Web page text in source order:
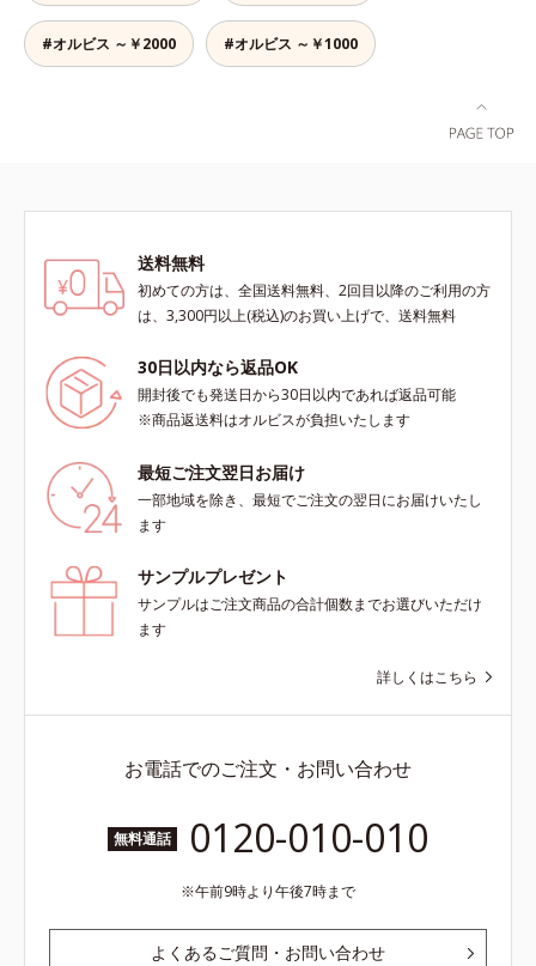
キス、タベブイアインペチギノサ樹
皮エキス*4 グリセリルグルコシド
（保湿成分）、（ジメチコン／ビニ
約し、よりシンプルなお手入れで、
ハリ・ツヤのある好印象な清潔透明
かさ印象が高く評価されたこと*3
データベースPubMed及びGoogle
scholarにより国内化粧品業界にお
いて該当文献がないことを確認（ポ
約し、よりシンプルなお手入れで、
ハリ・ツヤのある好印象な清潔透明
る透明感のある肌*2 男性の顔画像
を用いた印象評価において、基準画
かさ印象が高く評価されたこと*3
scholarにより国内化粧品業界にお
いて該当文献がないことを確認（ポ
#オルビス ～￥2000 #オルビス ～￥1000
送料無料
初めての方は、全国送料無料、2回目以降のご利用の方
は、3,300円以上(税込)のお買い上げで、送料無料
30日以内なら返品OK
開封後でも発送日から30日以内であれば返品可能
※商品返送料はオルビスが負担いたします
最短ご注文翌日お届け
一部地域を除き、最短でご注文の翌日にお届けいたし
ます
サンプルプレゼント
サンプルはご注文商品の合計個数までお選びいただけ
ます
詳しくはこちら
お電話でのご注文・お問い合わせ
無料通話 0120-010-010
午前9時より午後7時まで
よくあるご質問・お問い合わせ